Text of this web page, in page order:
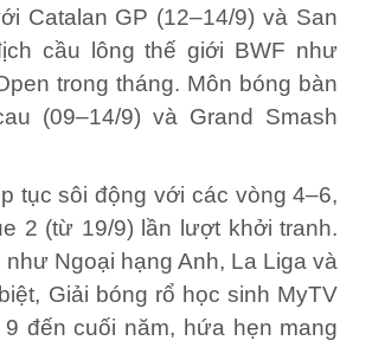
Catalan GP (12–14/9) và San
cầu lông thế giới BWF như
trong tháng. Môn bóng bàn
(09–14/9) và Grand Smash
tục sôi động với các vòng 4–6,
2 (từ 19/9) lần lượt khởi tranh.
Ngoại hạng Anh, La Liga và
Giải bóng rổ học sinh MyTV
đến cuối năm, hứa hẹn mang